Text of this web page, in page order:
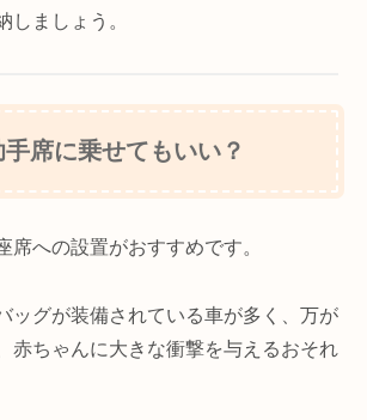
しましょう。
席に乗せてもいい？
席への設置がおすすめです。
ッグが装備されている車が多く、万が
赤ちゃんに大きな衝撃を与えるおそれ